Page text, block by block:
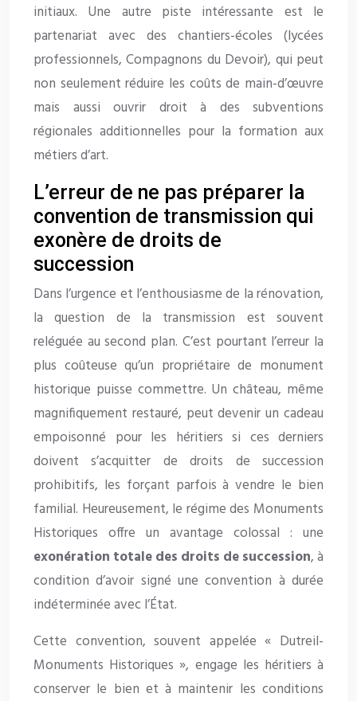
initiaux. Une autre piste intéressante est le
partenariat avec des chantiers-écoles (lycées
professionnels, Compagnons du Devoir), qui peut
non seulement réduire les coûts de main-d’œuvre
mais aussi ouvrir droit à des subventions
régionales additionnelles pour la formation aux
métiers d’art.
L’erreur de ne pas préparer la
convention de transmission qui
exonère de droits de
succession
Dans l’urgence et l’enthousiasme de la rénovation,
la question de la transmission est souvent
reléguée au second plan. C’est pourtant l’erreur la
plus coûteuse qu’un propriétaire de monument
historique puisse commettre. Un château, même
magnifiquement restauré, peut devenir un cadeau
empoisonné pour les héritiers si ces derniers
doivent s’acquitter de droits de succession
prohibitifs, les forçant parfois à vendre le bien
familial. Heureusement, le régime des Monuments
Historiques offre un avantage colossal : une
exonération totale des droits de succession, à
condition d’avoir signé une convention à durée
indéterminée avec l’État.
Cette convention, souvent appelée « Dutreil-
Monuments Historiques », engage les héritiers à
conserver le bien et à maintenir les conditions